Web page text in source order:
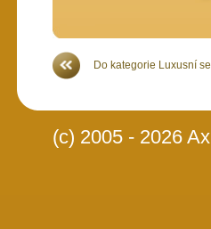
Do kategorie Luxusní
(c) 2005 - 2026